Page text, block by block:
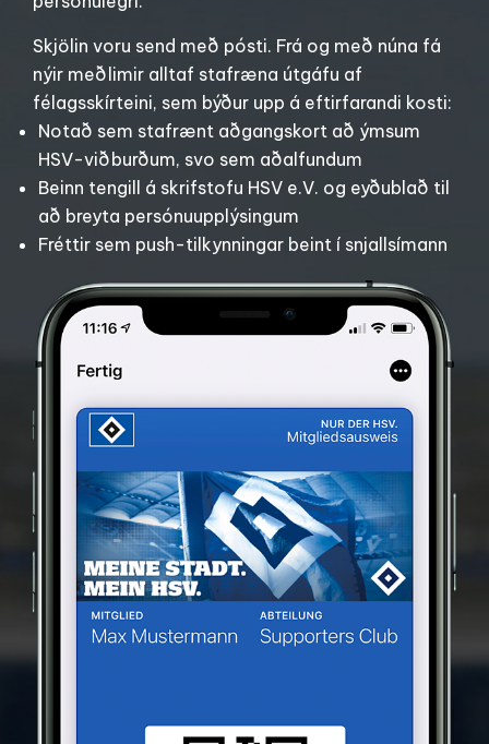
Skjölin voru send með pósti. Frá og með núna fá
nýir meðlimir alltaf stafræna útgáfu af
félagsskírteini, sem býður upp á eftirfarandi kosti:
Notað sem stafrænt aðgangskort að ýmsum
HSV-viðburðum, svo sem aðalfundum
Beinn tengill á skrifstofu HSV e.V. og eyðublað til
að breyta persónuupplýsingum
Fréttir sem push-tilkynningar beint í snjallsímann